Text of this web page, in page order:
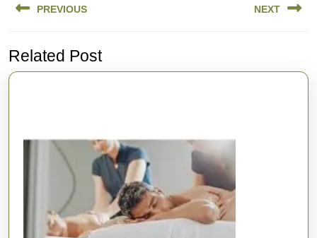
de
PREVIOUS
post:
NEXT
Related Post